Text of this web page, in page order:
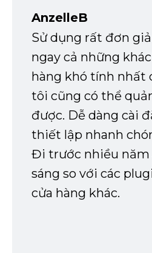
AnzelleB
Sử dụng rất đơn
ngay cả những
hàng khó tính nhất
tôi cũng có thể
được. Dễ dàng cài
thiết lập nhanh
Đi trước nhiều năm
sáng so với các
cửa hàng khác.